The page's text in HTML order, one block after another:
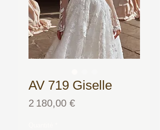
AV 719 Giselle
2 180,00 €Prix